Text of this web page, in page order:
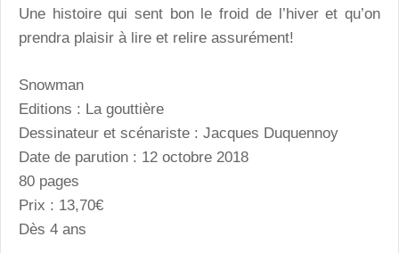
Une histoire qui sent bon le froid de l’hiver et qu’on
prendra plaisir à lire et relire assurément!
Snowman
Editions : La gouttière
Dessinateur et scénariste : Jacques Duquennoy
Date de parution : 12 octobre 2018
80 pages
Prix : 13,70€
Dès 4 ans